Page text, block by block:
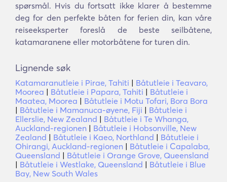
spørsmål. Hvis du fortsatt ikke klarer å bestemme
deg for den perfekte båten for ferien din, kan våre
reiseeksperter foreslå de beste seilbåtene,
katamaranene eller motorbåtene for turen din.
Lignende søk
Katamaranutleie i Pirae, Tahiti | Båtutleie i Teavaro,
Moorea | Båtutleie i Papara, Tahiti | Båtutleie i
Maatea, Moorea | Båtutleie i Motu Tofari, Bora Bora
| Båtutleie i Mamanuca-øyene, Fiji | Båtutleie i
Ellerslie, New Zealand | Båtutleie i Te Whanga,
Auckland-regionen | Båtutleie i Hobsonville, New
Zealand | Båtutleie i Kaeo, Northland | Båtutleie i
Ohirangi, Auckland-regionen | Båtutleie i Capalaba,
Queensland | Båtutleie i Orange Grove, Queensland
| Båtutleie i Westlake, Queensland | Båtutleie i Blue
Bay, New South Wales